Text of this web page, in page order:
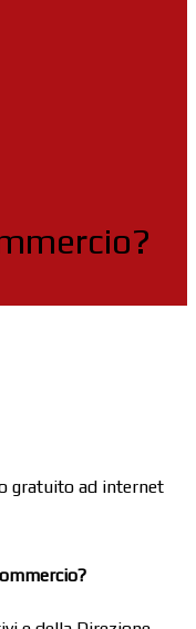
gratuito ad internet